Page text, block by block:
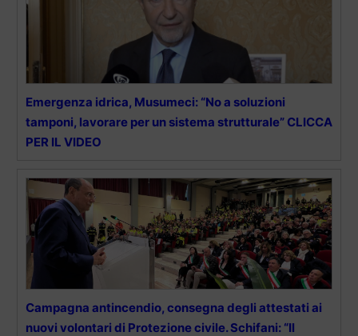
Emergenza idrica, Musumeci: “No a soluzioni
tamponi, lavorare per un sistema strutturale” CLICCA
PER IL VIDEO
Campagna antincendio, consegna degli attestati ai
nuovi volontari di Protezione civile. Schifani: “Il